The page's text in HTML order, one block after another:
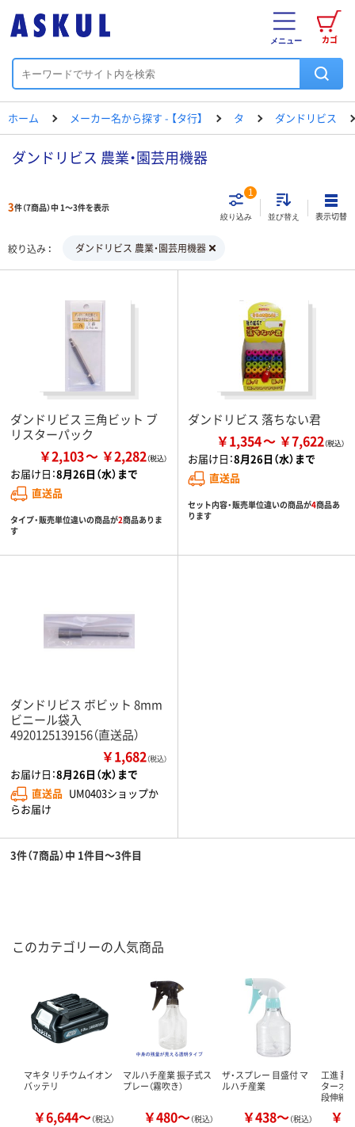
カゴ
メニュー
ホーム メーカー名から探す - 【タ行】 タ ダンドリビス
ダンドリビス 農業・園芸用機器
3件（7商品）中 1～3件を表示
絞り込み
1
並び替え 表示切替
絞り込み ダンドリビス 農業・園芸用機器
ダンドリビス 三角ビット ブ
リスターパック
￥2,103 ￥2,282
お届け日：8月26日（水）まで
直送品
タイプ・販売単位違いの商品が2商品ありま
す
ダンドリビス 落ちない君
￥1,354 ￥7,622
お届け日：8月26日（水）まで
直送品
セット内容・販売単位違いの商品が4商品あ
ります
ダンドリビス ボビット 8mm
ビニール袋入
4920125139156（直送品）
￥1,682（税込）
お届け日：8月26日（水）まで
直送品 UM0403ショップか
らお届け
3件（7商品）中 1件目～3件目
このカテゴリーの人気商品
マキタ リチウムイオン
バッテリ
￥6,644～（税込）
マルハチ産業 振子式ス
プレー（霧吹き）
￥480～（税込）
ザ・スプレー 目盛付 マ
ルハチ産業
￥438～（税込）
工進 蓄
ターオ
段伸縮
￥